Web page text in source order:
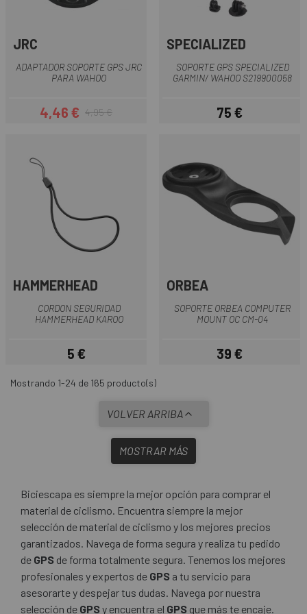
JRC
ADAPTADOR SOPORTE GPS JRC
PARA WAHOO
Precio
4,46 €Precio regular
4,95 €
SPECIALIZED
SOPORTE GPS SPECIALIZED
GARMIN/ WAHOO S219900058
Precio
75 €
HAMMERHEAD
CORDON SEGURIDAD
HAMMERHEAD KAROO
Precio
5 €
ORBEA
SOPORTE ORBEA COMPUTER
MOUNT OC CM-04
Precio
39 €
Mostrando 1-24 de 165 producto(s)
VOLVER ARRIBA
MOSTRAR MÁS
Biciescapa es siempre la mejor opción para comprar el
material de ciclismo. Encuentra siempre la mejor
selección de material de ciclismo y los mejores precios
garantizados. Navega de forma segura y realiza tu pedido
de GPS de forma totalmente segura. Tenemos los mejores
profesionales y expertos de GPS a tu servicio para
asesorarte y despejar tus dudas. Navega por nuestra
selección de GPS y encuentra el GPS que más te encaje.